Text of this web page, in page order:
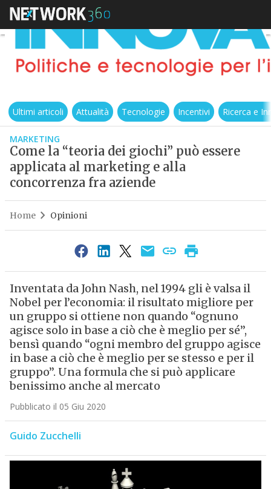
Ultimi articoli Attualità Tecnologie Incentivi Ricerca e
MARKETING
Come la “teoria dei giochi” può essere
applicata al marketing e alla
concorrenza fra aziende
Home Opinioni
Inventata da John Nash, nel 1994 gli è valsa il
Nobel per l’economia: il risultato migliore per
un gruppo si ottiene non quando “ognuno
agisce solo in base a ciò che è meglio per sé”,
bensì quando “ogni membro del gruppo agisce
in base a ciò che è meglio per se stesso e per il
gruppo”. Una formula che si può applicare
benissimo anche al mercato
Pubblicato il 05 Giu 2020
Guido Zucchelli